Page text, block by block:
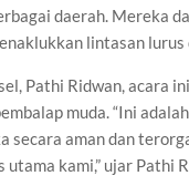
daerah. Mereka
lintasan
Pathi Ridwan, acara
muda. “Ini
secara aman dan
kami,” ujar Pathi